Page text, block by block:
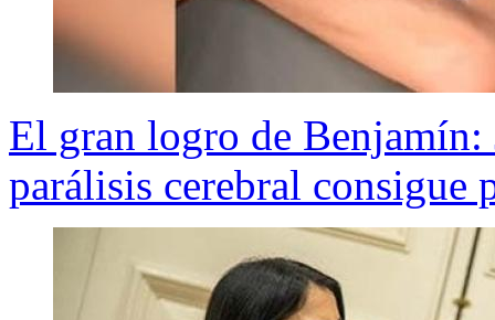
El gran logro de
parálisis cerebral consigue